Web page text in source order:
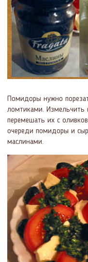
Помидоры нужно
ломтиками. Измельчить
перемешать их с
очереди помидоры и
маслинами.